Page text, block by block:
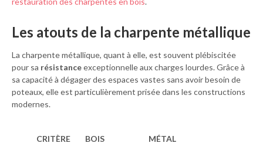
Les atouts de la charpente métallique
La charpente métallique, quant à elle, est souvent plébiscitée
pour sa résistanceexceptionnelle aux charges lourdes. Grâce à
sa capacité à dégager des espaces vastes sans avoir besoin de
poteaux, elle est particulièrement prisée dans les constructions
modernes.
CRITÈRE BOIS MÉTAL